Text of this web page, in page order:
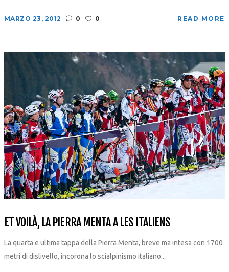
MARZO 23, 2012 0 0 READ MORE
ET VOILÀ, LA PIERRA MENTA A LES ITALIENS
La quarta e ultima tappa della Pierra Menta, breve ma intesa con 1700
metri di dislivello, incorona lo scialpinismo italiano...